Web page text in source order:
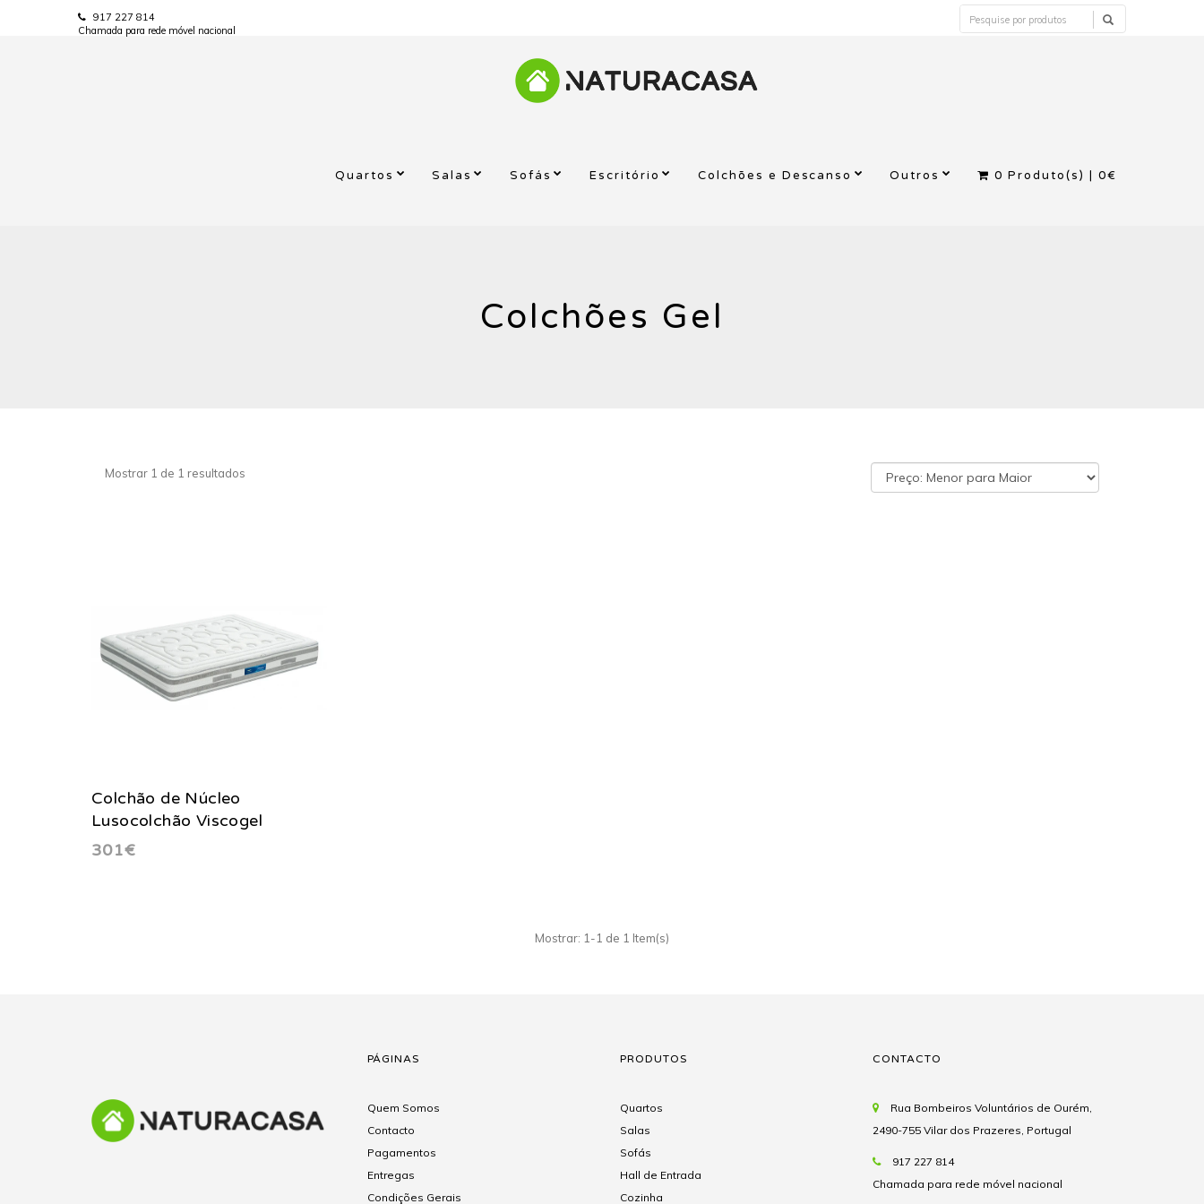
917 227 814
Chamada para rede móvel nacional
Quartos Salas Sofás Escritório Colchões e Descanso Outros 0 Produto(s) |0€
Colchões Gel
Mostrar 1 de 1 resultados
Colchão de Núcleo
Lusocolchão Viscogel
301€
Mostrar: 1-1 de 1 Item(s)
PÁGINAS
Quem Somos
Contacto
Pagamentos
Entregas
Condições Gerais
PRODUTOS
Quartos
Salas
Sofás
Hall de Entrada
Cozinha
CONTACTO
Rua Bombeiros Voluntários de Ourém,
2490-755 Vilar dos Prazeres, Portugal
917 227 814
Chamada para rede móvel nacional